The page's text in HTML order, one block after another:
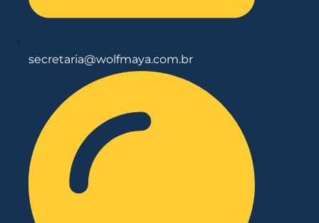
secretaria@wolfmaya.com.br